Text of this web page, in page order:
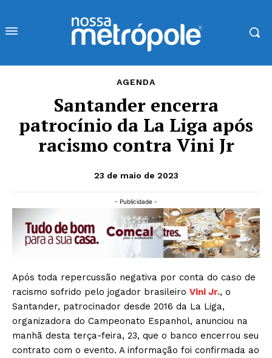
AGENDA
Santander encerra
patrocínio da La Liga após
racismo contra Vini Jr
23 de maio de 2023
- Publicidade -
Após toda repercussão negativa por conta do caso de
racismo sofrido pelo jogador brasileiro Vini Jr., o
Santander, patrocinador desde 2016 da La Liga,
organizadora do Campeonato Espanhol, anunciou na
manhã desta terça-feira, 23, que o banco encerrou seu
contrato com o evento. A informação foi confirmada ao